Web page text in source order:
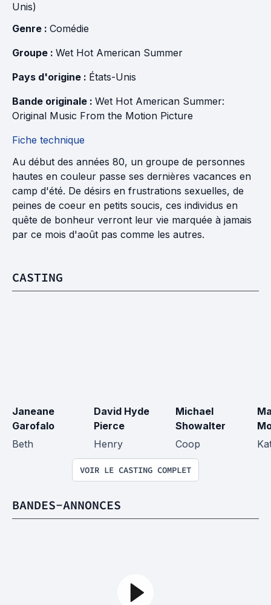
Unis)
Genre : Comédie
Groupe : Wet Hot American Summer
Pays d'origine : États-Unis
Bande originale : Wet Hot American Summer:
Original Music From the Motion Picture
Fiche technique
Au début des années 80, un groupe de personnes
hautes en couleur passe ses dernières vacances en
camp d'été. De désirs en frustrations sexuelles, de
peines de coeur en petits soucis, ces individus en
quête de bonheur verront leur vie marquée à jamais
par ce mois d'août pas comme les autres.
CASTING
Janeane
Garofalo
Beth
David Hyde
Pierce
Henry
Michael
Showalter
Coop
VOIR LE CASTING COMPLET
BANDES-ANNONCES